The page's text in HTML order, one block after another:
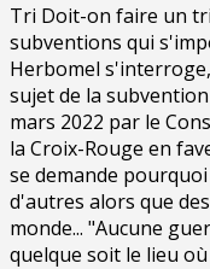
Tri Doit-on faire un
subventions qui
Herbomel
sujet de la
mars 2022 par le
la Croix-Rouge en
se demande
d'autres alors que
monde... "Aucune
quelque soit le lieu où